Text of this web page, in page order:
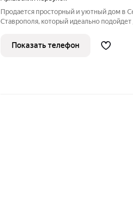
Продается просторный и уютный дом в
Ставрополя, который идеально
предлагает все необходимые удобства
жителей. Основные
Показать телефон